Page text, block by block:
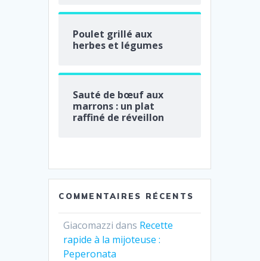
Poulet grillé aux
herbes et légumes
Sauté de bœuf aux
marrons : un plat
raffiné de réveillon
COMMENTAIRES RÉCENTS
Giacomazzi dans Recette
rapide à la mijoteuse :
Peperonata